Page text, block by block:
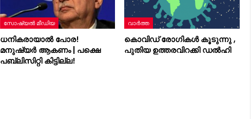
സോഷ്യൽ മീഡിയ
ധനികരായാൽ പോര!
മനുഷ്യർ ആകണം | പക്ഷെ
പബ്ലിസിറ്റി കിട്ടില്ല!
വാർത്ത
കൊവിഡ് രോഗികൾ കൂടുന്നു ,
പുതിയ ഉത്തരവിറക്കി ഡല്‍ഹി